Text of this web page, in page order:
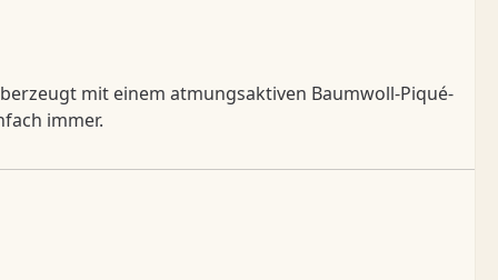
mit einem atmungsaktiven Baumwoll-Piqué-
immer.